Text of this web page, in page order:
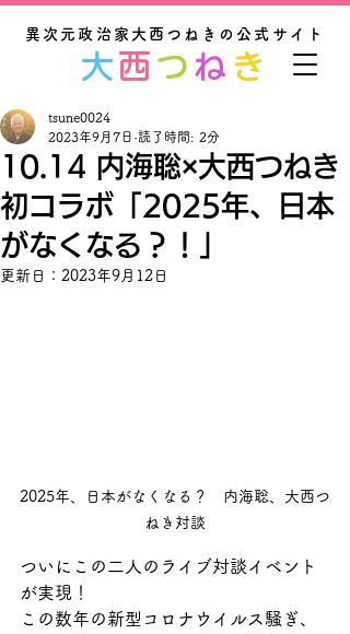
異次元政治家大西つねきの公式サイト
大 西 つ ね き
10.14 内海聡×大西つねき
初コラボ「2025年、日本
がなくなる？！」
tsune0024
2023年9月7日 読了時間: 2分
更新日： 2023年9月12日
2025年、日本がなくなる？　内海聡、大西つ
ねき対談
ついにこの二人のライブ対談イベント
が実現！
この数年の新型コロナウイルス騒ぎ、